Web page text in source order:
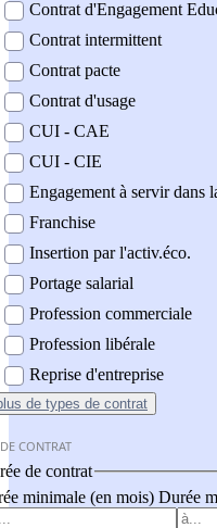
Contrat d'Engagement
Contrat intermittent
Contrat pacte
Contrat d'usage
CUI - CAE
CUI - CIE
Engagement à servir dans
Franchise
Insertion par l'activ.éco.
Portage salarial
Profession commerciale
Profession libérale
Reprise d'entreprise
de types de contrat
CONTRAT
de contrat
minimale (en mois) Durée